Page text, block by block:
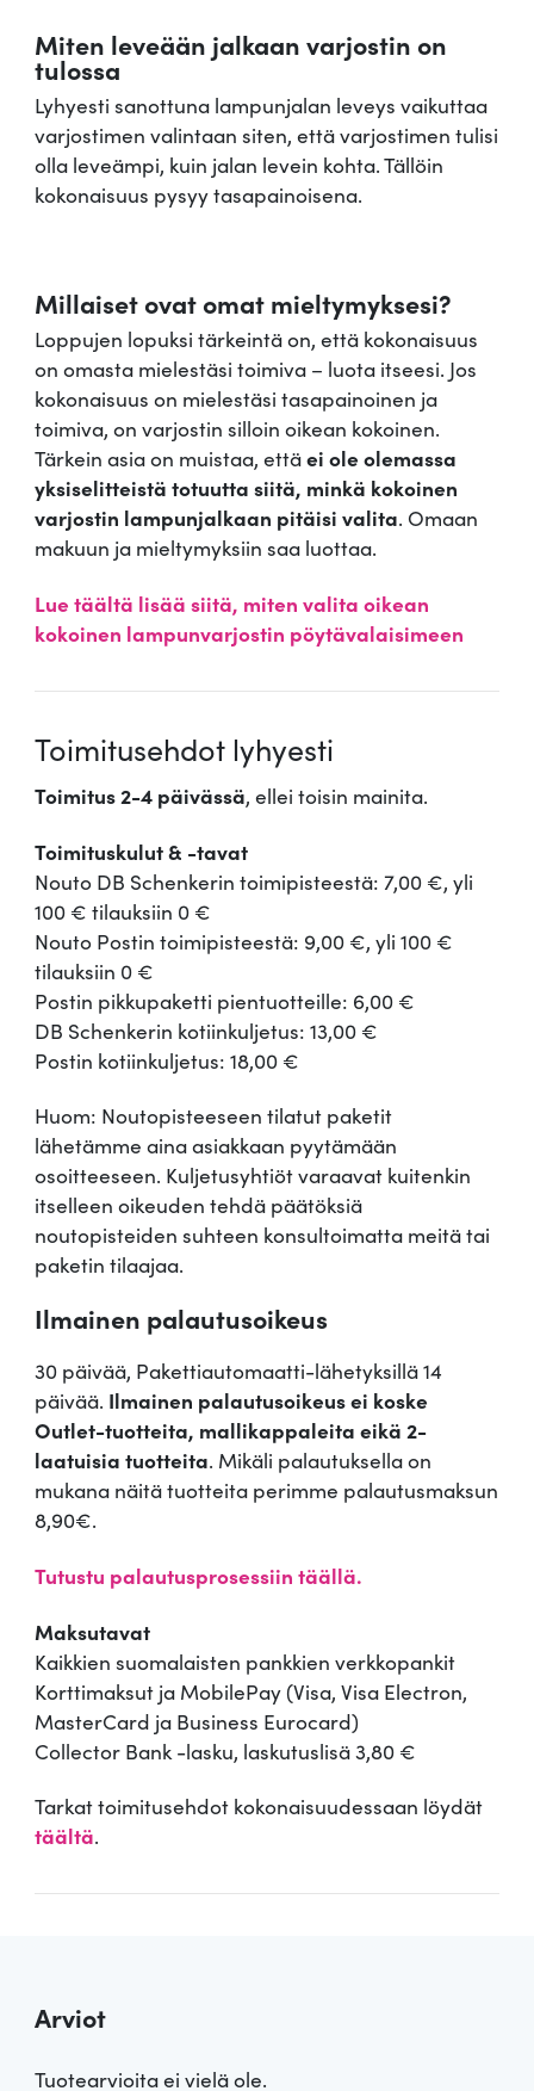
Miten leveään jalkaan varjostin on
tulossa
Lyhyesti sanottuna lampunjalan leveys vaikuttaa
varjostimen valintaan siten, että varjostimen tulisi
olla leveämpi, kuin jalan levein kohta. Tällöin
kokonaisuus pysyy tasapainoisena.
Millaiset ovat omat mieltymyksesi?
Loppujen lopuksi tärkeintä on, että kokonaisuus
on omasta mielestäsi toimiva – luota itseesi. Jos
kokonaisuus on mielestäsi tasapainoinen ja
toimiva, on varjostin silloin oikean kokoinen.
Tärkein asia on muistaa, ettäei ole olemassa
yksiselitteistä totuutta siitä, minkä kokoinen
varjostin lampunjalkaan pitäisi valita. Omaan
makuun ja mieltymyksiin saa luottaa.
Lue täältä lisää siitä, miten valita oikean
kokoinen lampunvarjostin pöytävalaisimeen
Toimitusehdot lyhyesti
Toimitus 2-4 päivässä, ellei toisin mainita.
Toimituskulut & -tavat
Nouto DB Schenkerin toimipisteestä: 7,00 €, yli
100 € tilauksiin 0 €
Nouto Postin toimipisteestä: 9,00 €, yli 100 €
tilauksiin 0 €
Postin pikkupaketti pientuotteille: 6,00 €
DB Schenkerin kotiinkuljetus: 13,00 €
Postin kotiinkuljetus: 18,00 €
Huom: Noutopisteeseen tilatut paketit
lähetämme aina asiakkaan pyytämään
osoitteeseen. Kuljetusyhtiöt varaavat kuitenkin
itselleen oikeuden tehdä päätöksiä
noutopisteiden suhteen konsultoimatta meitä tai
paketin tilaajaa.
Ilmainen palautusoikeus
30 päivää, Pakettiautomaatti-lähetyksillä 14
päivää. Ilmainen palautusoikeus ei koske
Outlet-tuotteita, mallikappaleita eikä 2-
laatuisia tuotteita. Mikäli palautuksella on
mukana näitä tuotteita perimme palautusmaksun
8,90€.
Tutustu palautusprosessiin täällä.
Maksutavat
Kaikkien suomalaisten pankkien verkkopankit
Korttimaksut ja MobilePay (Visa, Visa Electron,
MasterCard ja Business Eurocard)
Collector Bank -lasku, laskutuslisä 3,80 €
Tarkat toimitusehdot kokonaisuudessaan löydät
täältä.
Arviot
Tuotearvioita ei vielä ole.